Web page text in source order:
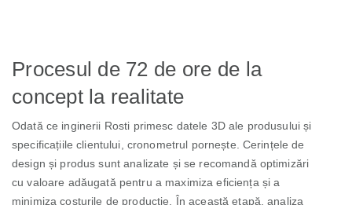
Procesul de 72 de ore de la
concept la realitate
Odată ce inginerii Rosti primesc datele 3D ale produsului și
specificațiile clientului, cronometrul pornește. Cerințele de
design și produs sunt analizate și se recomandă optimizări
cu valoare adăugată pentru a maximiza eficiența și a
minimiza costurile de producție. În această etapă, analiza